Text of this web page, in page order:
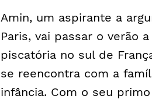
Amin, um aspirante a
Paris, vai passar o verão
piscatória no sul de
se reencontra com a
infância. Com o seu